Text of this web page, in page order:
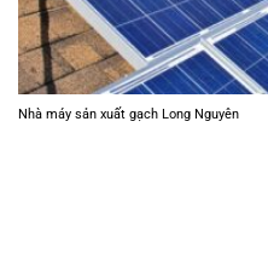
Nhà máy sản xuất gạch Long Nguyên